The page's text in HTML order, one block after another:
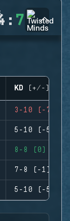
: 7
KD (+/-)
3-10 (-7)
5-10 (-5)
8-8 (0)
7-8 (-1)
5-10 (-5)